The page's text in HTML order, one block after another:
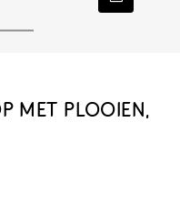
MET PLOOIEN,